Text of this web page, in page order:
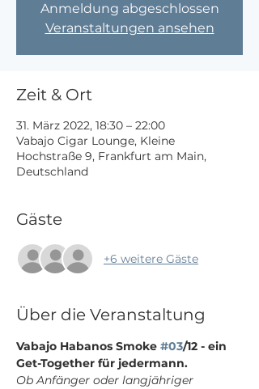
Anmeldung abgeschlossen
Veranstaltungen ansehen
Zeit & Ort
31. März 2022, 18:30 – 22:00
Vabajo Cigar Lounge, Kleine
Hochstraße 9, Frankfurt am Main,
Deutschland
Gäste
+6 weitere Gäste
Über die Veranstaltung
Vabajo Habanos Smoke #03/12 - ein
Get-Together für jedermann.
Ob Anfänger oder langjähriger